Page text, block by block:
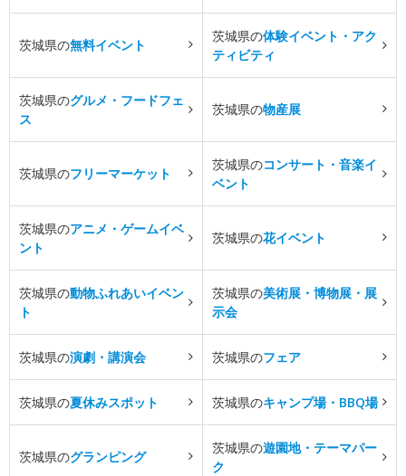
茨城県の無料イベント
茨城県の体験イベント・アク
ティビティ
茨城県のグルメ・フードフェ
ス
茨城県の物産展
茨城県のフリーマーケット
茨城県のコンサート・音楽イ
ベント
茨城県のアニメ・ゲームイベ
ント
茨城県の花イベント
茨城県の動物ふれあいイベン
ト
茨城県の美術展・博物展・展
示会
茨城県の演劇・講演会 茨城県のフェア
茨城県の夏休みスポット 茨城県のキャンプ場・BBQ場
茨城県のグランピング
茨城県の遊園地・テーマパー
ク